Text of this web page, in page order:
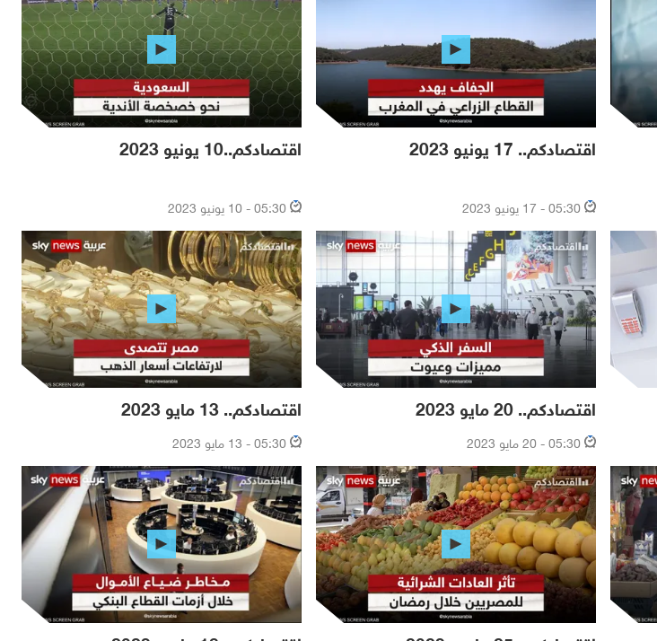
اقتصادكم.. 17 يونيو 2023
05:30 - 17 يونيو 2023
اقتصادكم..10 يونيو 2023
05:30 - 10 يونيو 2023
اقتصادكم.. 20 مايو 2023
05:30 - 20 مايو 2023
اقتصادكم.. 13 مايو 2023
05:30 - 13 مايو 2023